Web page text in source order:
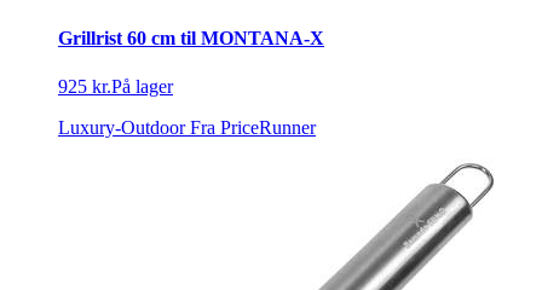
Grillrist 60 cm til MONTANA-X
925 kr.På lager
Luxury-Outdoor Fra PriceRunner